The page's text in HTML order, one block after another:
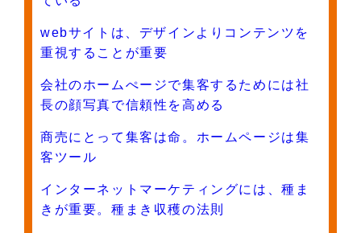
webサイトは、デザインよりコンテンツを
重視することが重要
会社のホームぺージで集客するためには社
長の顔写真で信頼性を高める
商売にとって集客は命。ホームページは集
客ツール
インターネットマーケティングには、種ま
きが重要。種まき収穫の法則